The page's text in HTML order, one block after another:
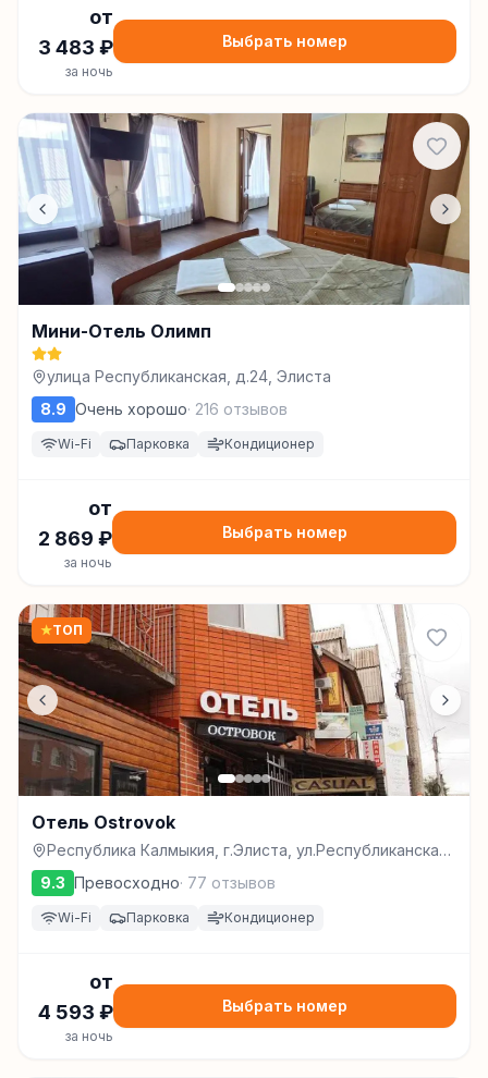
от
3 483 ₽
за ночь
Выбрать номер
Мини-Отель Олимп
улица Республиканская, д.24, Элиста
8.9 Очень хорошо· 216 отзывов
Wi-Fi Парковка Кондиционер
от
2 869 ₽
за ночь
Выбрать номер
★ТОП
Отель Ostrovok
Республика Калмыкия, г.Элиста, ул.Республиканская,
д.14, Элиста
9.3 Превосходно· 77 отзывов
Wi-Fi Парковка Кондиционер
от
4 593 ₽
за ночь
Выбрать номер